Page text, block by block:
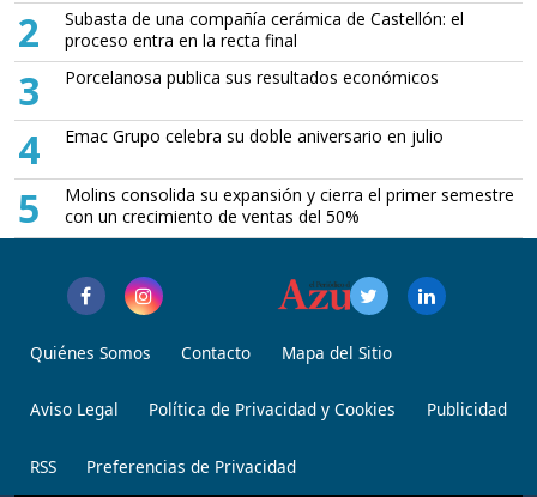
2
Subasta de una compañía cerámica de Castellón: el
proceso entra en la recta final
3 Porcelanosa publica sus resultados económicos
4 Emac Grupo celebra su doble aniversario en julio
5
Molins consolida su expansión y cierra el primer semestre
con un crecimiento de ventas del 50%
Quiénes Somos Contacto Mapa del Sitio
Aviso Legal Política de Privacidad y Cookies Publicidad
RSS Preferencias de Privacidad